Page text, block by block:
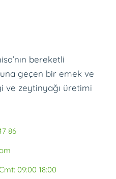
bereketli
geçen bir emek ve
ve zeytinyağı üretimi
86
09:00 18:00